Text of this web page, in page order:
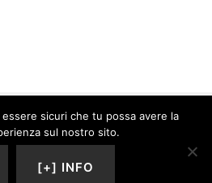
01577640095 ·Contatti·Privacy
Policy
sicuri che tu possa avere la
sul nostro sito.
[+] INFO